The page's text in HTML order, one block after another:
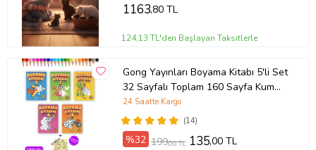
1163,80 TL
124,13 TL'den Başlayan Taksitlerle
Gong Yayınları Boyama Kitabı 5'li Set
32 Sayfalı Toplam 160 Sayfa Kum
Boyama Hediyeli (Buz-Buz)
(14)
24 Saatte Kargo
%32 199,00 TL 135,00 TL